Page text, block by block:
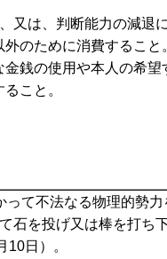
は、判断能力の減退に
のために消費すること
銭の使用や本人の希望
こと。
って不法なる物理的勢
石を投げ又は棒を打ち
10日）。